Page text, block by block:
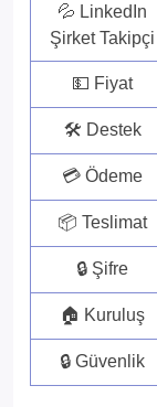
💦 LinkedIn
Şirket Takipçi
💵 Fiyat
🛠 Destek
💳 Ödeme
📦 Teslimat
🔒 Şifre
🏠 Kuruluş
🔒 Güvenlik